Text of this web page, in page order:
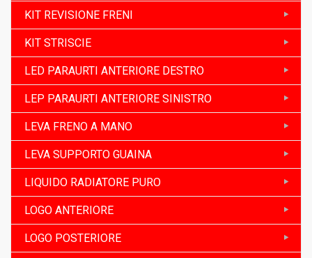
KIT REVISIONE FRENI
KIT STRISCIE
LED PARAURTI ANTERIORE DESTRO
LEP PARAURTI ANTERIORE SINISTRO
LEVA FRENO A MANO
LEVA SUPPORTO GUAINA
LIQUIDO RADIATORE PURO
LOGO ANTERIORE
LOGO POSTERIORE